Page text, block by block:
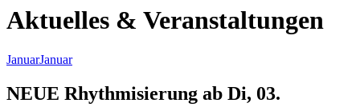
Aktuelles & Veranstaltungen
JanuarJanuar
NEUE Rhythmisierung ab Di, 03.